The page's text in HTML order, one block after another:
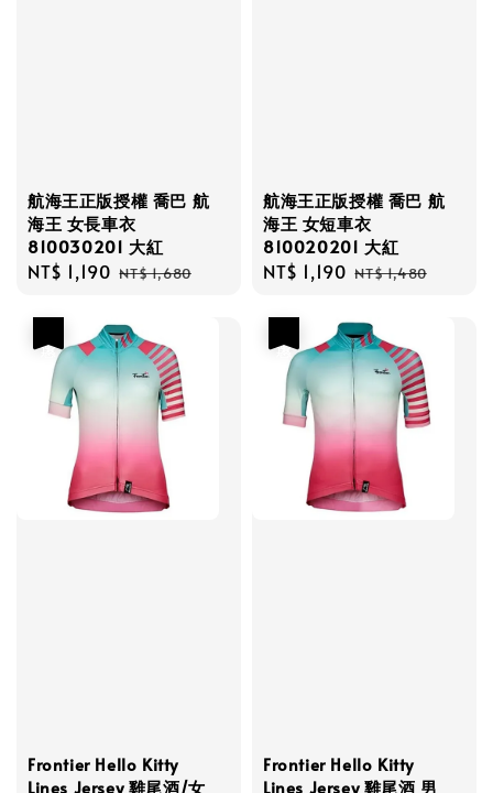
航海王正版授權 喬巴 航
海王 女長車衣
810030201 大紅
Sale
NT$ 1,190 Regular
NT$ 1,680
航海王正版授權 喬巴 航
海王 女短車衣
810020201 大紅
Sale
NT$ 1,190 Regular
NT$ 1,480
Frontier Hello Kitty
Lines Jersey 雞尾酒/女
Frontier Hello Kitty
Lines Jersey 雞尾酒 男